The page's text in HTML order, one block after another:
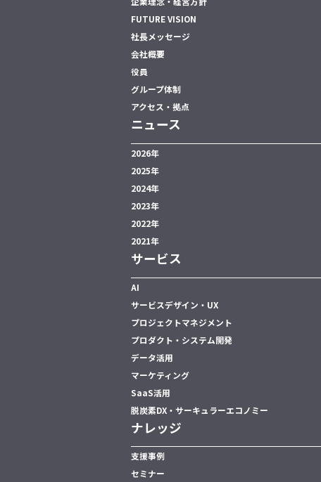
FUTURE VISION
社長メッセージ
会社概要
役員
グループ体制
アクセス・拠点
ニュース
2026年
2025年
2024年
2023年
2022年
2021年
サービス
AI
サービスデザイン・UX
プロジェクトマネジメント
プロダクト・システム開発
データ活用
マーケティング
SaaS活用
脱炭素DX・サーキュラーエコノミー
ナレッジ
支援事例
セミナー